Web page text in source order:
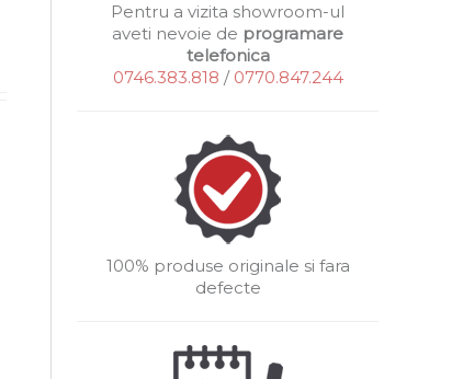
Pentru a vizita showroom-ul
aveti nevoie de programare
telefonica
0746.383.818 / 0770.847.244
100% produse originale si fara
defecte